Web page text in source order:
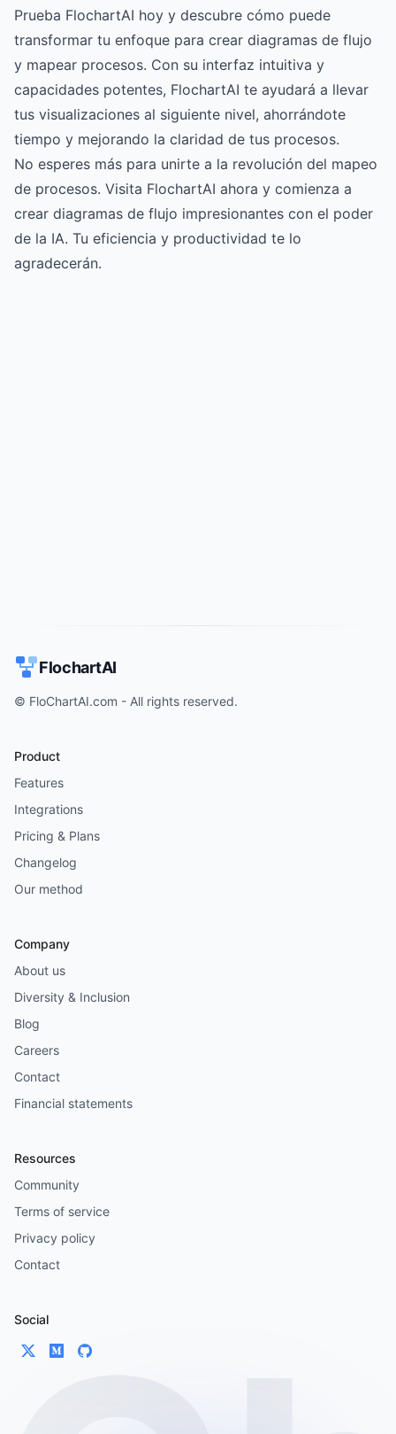
Prueba FlochartAI hoy y descubre cómo puede
transformar tu enfoque para crear diagramas de flujo
y mapear procesos. Con su interfaz intuitiva y
capacidades potentes, FlochartAI te ayudará a llevar
tus visualizaciones al siguiente nivel, ahorrándote
tiempo y mejorando la claridad de tus procesos.
No esperes más para unirte a la revolución del mapeo
de procesos. Visita FlochartAI ahora y comienza a
crear diagramas de flujo impresionantes con el poder
de la IA. Tu eficiencia y productividad te lo
agradecerán.
FlochartAI
© FloChartAI.com - All rights reserved.
Product
Features
Integrations
Pricing & Plans
Changelog
Our method
Company
About us
Diversity & Inclusion
Blog
Careers
Contact
Financial statements
Resources
Community
Terms of service
Privacy policy
Contact
Social